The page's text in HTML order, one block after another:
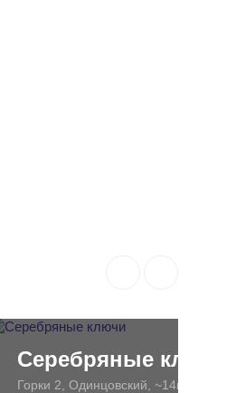
Серебряные ключи
Горки 2, Одинцовский, ~14км.